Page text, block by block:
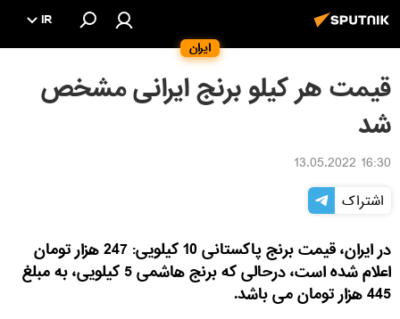
ایران
IR
قیمت هر کیلو برنج ایرانی مشخص
شد
16:30 13.05.2022
اشتراک
در ایران، قیمت برنج پاکستانی 10 کیلویی: 247 هزار تومان
اعلام شده است، درحالی که برنج هاشمی 5 کیلویی، به مبلغ
445 هزار تومان می باشد.